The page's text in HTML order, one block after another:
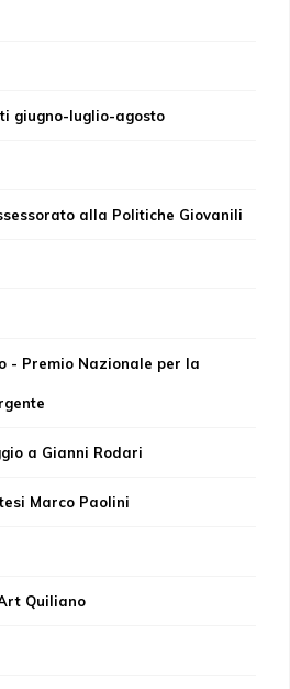
giugno-luglio-agosto
alla Politiche Giovanili
- Premio Nazionale per la
a Gianni Rodari
Marco Paolini
Quiliano